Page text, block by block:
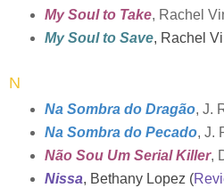
My Soul to Take, Rachel
My Soul to Save, Rachel
N
Na Sombra do Dragão, J.
Na Sombra do Pecado, J.
Não Sou Um Serial Killer,
Nissa, Bethany Lopez (